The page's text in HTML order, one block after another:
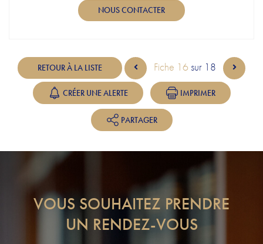
NOUS CONTACTER
RETOUR À LA LISTE Fiche 16 sur 18
CRÉER UNE ALERTE IMPRIMER
PARTAGER
VOUS SOUHAITEZ PRENDRE
UN RENDEZ-VOUS